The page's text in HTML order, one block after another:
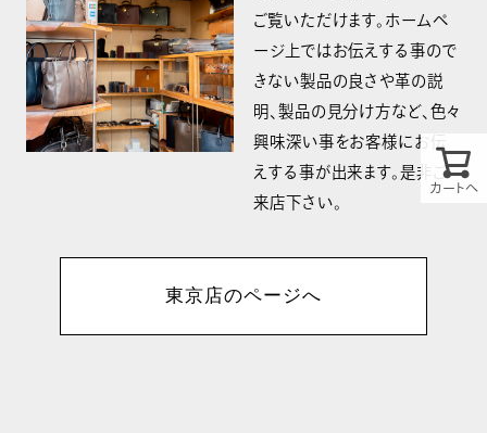
カートへ
ご覧いただけます。ホームペ
ージ上ではお伝えする事ので
きない製品の良さや革の説
明、製品の見分け方など、色々
興味深い事をお客様にお伝
えする事が出来ます。是非ご
来店下さい。
東京店のページへ